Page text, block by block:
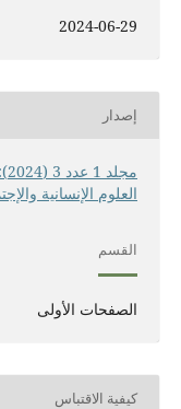
2024-06-29
إصدار
العلوم الإنسانية
القسم
الصفحات الأولى
كيفية الاقتباس